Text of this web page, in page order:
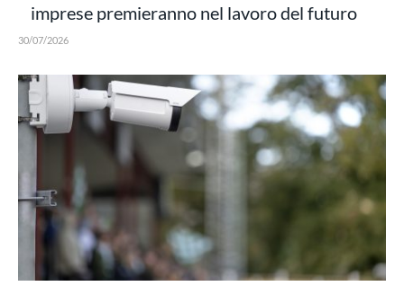
imprese premieranno nel lavoro del futuro
30/07/2026